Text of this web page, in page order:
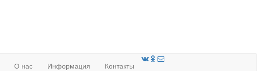
О нас Информация Контакты